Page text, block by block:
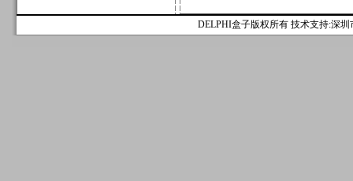
DELPHI盒子版权所有 技术支持:深